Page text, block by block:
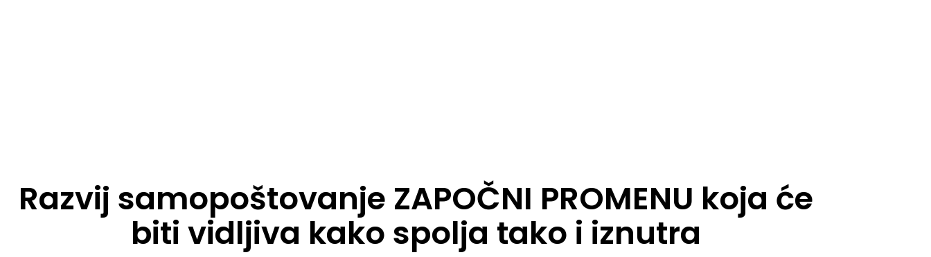
Razvij samopoštovanje ZAPOČNI PROMENU koja će
biti vidljiva kako spolja tako i iznutra